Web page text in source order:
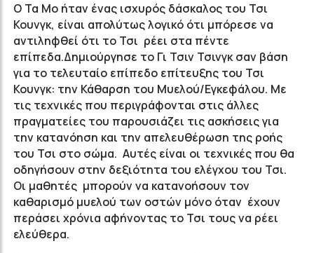
Ο Τα Μο ήταν ένας ισχυρός δάσκαλος του Τσι
Κουνγκ, είναι απολύτως λογικό ότι μπόρεσε να
αντιληφθεί ότι το Τσι ρέει στα πέντε
επίπεδα.Δημιούργησε το Γι Τσιν Τσινγκ σαν βάση
για το τελευταίο επίπεδο επίτευξης του Τσι
Κουνγκ: την Κάθαρση του Μυελού/Εγκεφάλου. Με
τις τεχνικές που περιγράφονται στις άλλες
πραγματείες του παρουσιάζει τις ασκήσεις για
την κατανόηση και την απελευθέρωση της ροής
του Τσι στο σώμα. Αυτές είναι οι τεχνικές που θα
οδηγήσουν στην δεξιότητα του ελέγχου του Τσι.
Οι μαθητές μπορούν να κατανοήσουν τον
καθαρισμό μυελού των οστών μόνο όταν έχουν
περάσει χρόνια αφήνοντας το Τσι τους να ρέει
ελεύθερα.